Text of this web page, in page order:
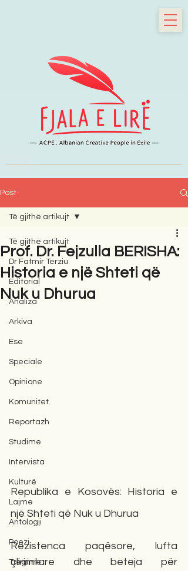
Post
Të gjithë artikujt
Dr Fatmir Terziu
Editorial
Analiza
Arkiva
Ese
Speciale
Opinione
Komunitet
Reportazh
Studime
Intervista
Kulturë
Lajme
Antologji
Poezi
Tregime
Të gjithë artikujt
Prof. Dr. Fejzulla BERISHA:
Historia e një Shteti që
Nuk u Dhurua
Republika e Kosovës: Historia e
një Shteti që Nuk u Dhurua
Rezistenca paqësore, lufta
çlirimtare dhe beteja për